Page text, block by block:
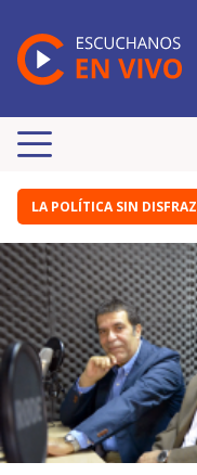
LA POLÍTICA SIN DISFRAZ